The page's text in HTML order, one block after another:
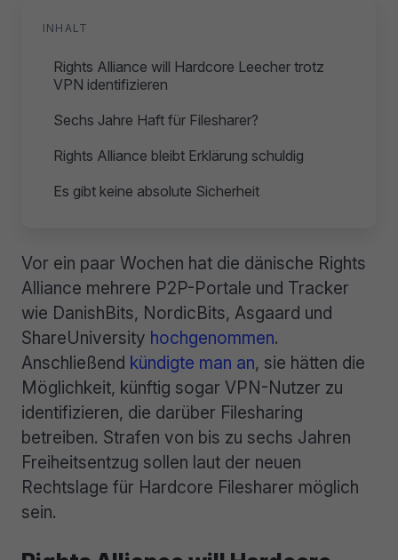
INHALT
Rights Alliance will Hardcore Leecher trotz
VPN identifizieren
Sechs Jahre Haft für Filesharer?
Rights Alliance bleibt Erklärung schuldig
Es gibt keine absolute Sicherheit
Vor ein paar Wochen hat die dänische Rights
Alliance mehrere P2P-Portale und Tracker
wie DanishBits, NordicBits, Asgaard und
ShareUniversity hochgenommen.
Anschließend kündigte man an, sie hätten die
Möglichkeit, künftig sogar VPN-Nutzer zu
identifizieren, die darüber Filesharing
betreiben. Strafen von bis zu sechs Jahren
Freiheitsentzug sollen laut der neuen
Rechtslage für Hardcore Filesharer möglich
sein.